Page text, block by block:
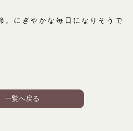
。にぎやかな毎日になりそうで
一覧へ戻る